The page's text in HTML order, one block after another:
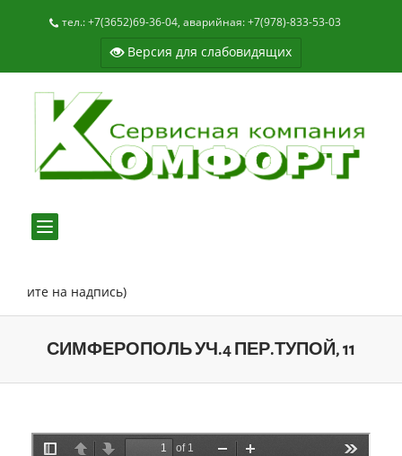
тел.: +7(3652)69-36-04, аварийная: +7(978)-833-53-03
Версия для слабовидящих
Toggle
navigation
на надпись)
СИМФЕРОПОЛЬ УЧ.4 ПЕР.ТУПОЙ, 11